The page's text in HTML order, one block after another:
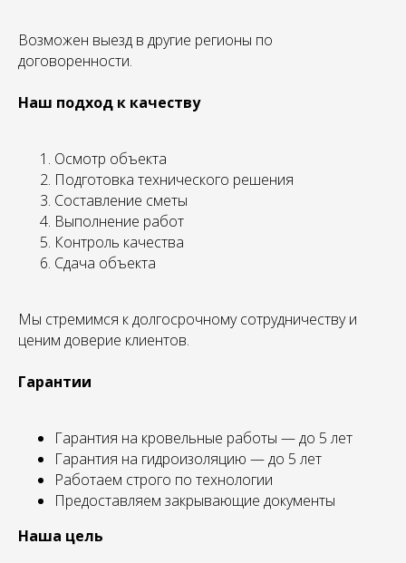
Возможен выезд в другие регионы по
договоренности.
Наш подход к качеству
Осмотр объекта
Подготовка технического решения
Составление сметы
Выполнение работ
Контроль качества
Сдача объекта
Мы стремимся к долгосрочному сотрудничеству и
ценим доверие клиентов.
Гарантии
Гарантия на кровельные работы — до 5 лет
Гарантия на гидроизоляцию — до 5 лет
Работаем строго по технологии
Предоставляем закрывающие документы
Наша цель